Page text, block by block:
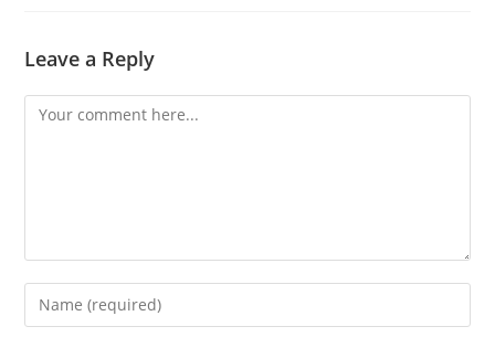
Leave a Reply
Comment
Enter
your